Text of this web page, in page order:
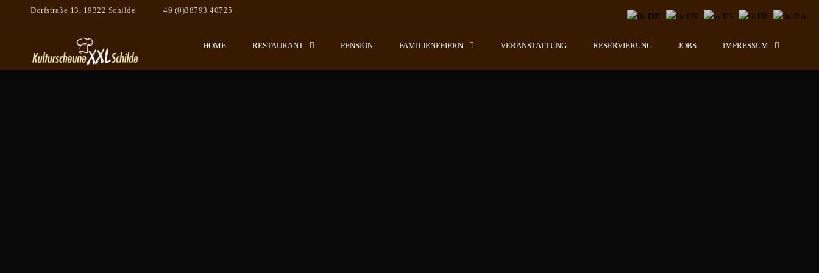
Dorfstraße 13, 19322 Schilde +49 (0)38793 40725
HOME RESTAURANT PENSION FAMILIENFEIERN VERANSTALTUNG RESERVIERUNG JOBS IMPRESSUM
DE EN ES FR DA